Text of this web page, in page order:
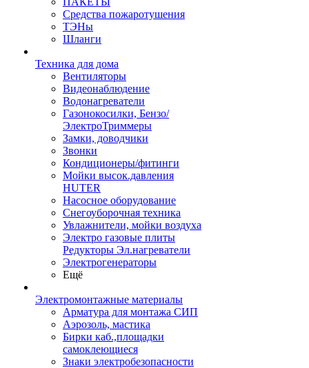
Средства пожаротушения
ТЭНы
Шланги
Техника для дома
Вентиляторы
Видеонаблюдение
Водонагреватели
Газонокосилки, Бензо/
ЭлектроТриммеры
Замки, доводчики
Звонки
Кондиционеры/фитинги
Мойки высок.давления
HUTER
Насосное оборудование
Снегоуборочная техника
Увлажнители, мойки воздуха
Электро газовые плиты
Редукторы Эл.нагреватели
Электрогенераторы
Ещё
Электромонтажные материалы
Арматура для монтажа СИП
Аэрозоль, мастика
Бирки каб.,площадки
самоклеющиеся
Знаки электробезопасности